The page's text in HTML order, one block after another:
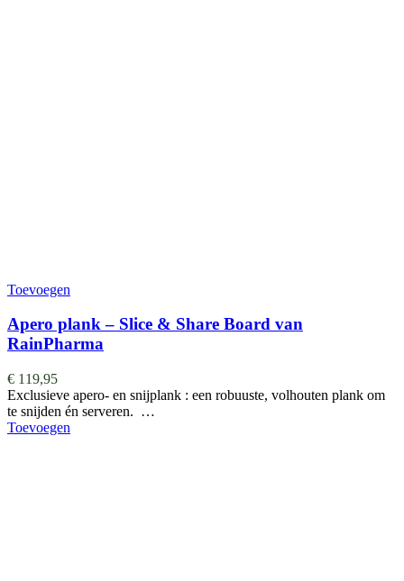
Toevoegen
Apero plank – Slice & Share Board van
RainPharma
€ 119,95
Exclusieve apero- en snijplank : een robuuste, volhouten plank om
te snijden én serveren. …
Toevoegen